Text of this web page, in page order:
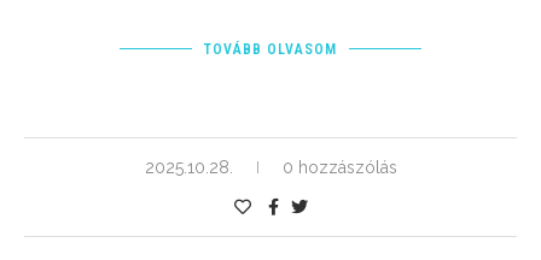
TOVÁBB OLVASOM
2025.10.28. 0 hozzászólás